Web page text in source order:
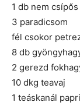
1 db nem
3 paradicsom
fél csokor
8 db
2 gerezd
10 dkg teavaj
1 teáskanál